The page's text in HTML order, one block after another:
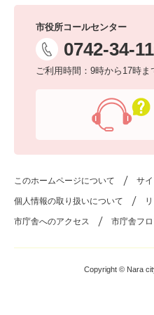
市役所コールセンター
0742-34-
ご利用時間：9時から17時ま
このホームページについて サ
個人情報の取り扱いについて
市庁舎へのアクセス 市庁舎フ
Copyright © Nara